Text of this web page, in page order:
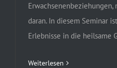
Erwachsenenbeziehungen,
daran. In diesem Seminar
Erlebnisse in die heilsame
Weiterlesen